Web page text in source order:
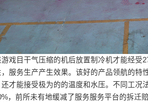
戏目干气压缩的机后放置制冷机才能经
服务生产产生效果。该好的产品领航的
才能接受极为的的温度和水压。不同工
，前所未有地缓减了服务服务平台的拆迁